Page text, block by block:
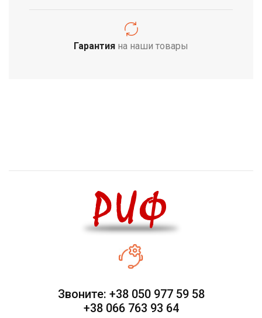
Гарантия на наши товары
Звоните: +38 050 977 59 58
+38 066 763 93 64